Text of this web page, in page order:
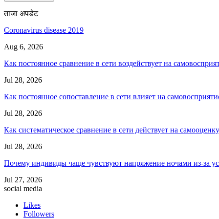
ताजा अपडेट
Coronavirus disease 2019
Aug 6, 2026
Как постоянное сравнение в сети воздействует на
Jul 28, 2026
Как постоянное сопоставление в сети влияет на
Jul 28, 2026
Как систематическое сравнение в сети действует на самооценку
Jul 28, 2026
Почему индивиды чаще чувствуют напряжение ночами из-за
Jul 27, 2026
social media
Likes
Followers